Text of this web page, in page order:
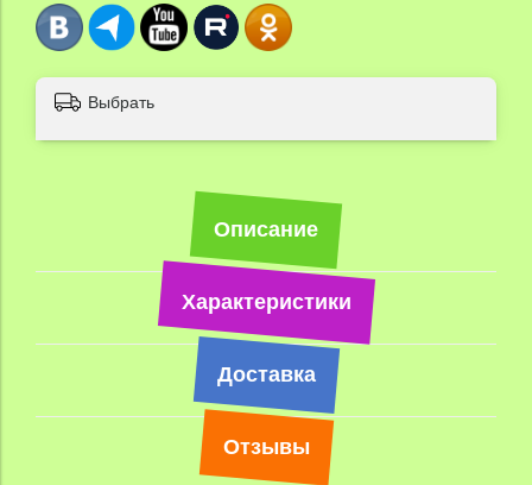
Выбрать
Описание
Характеристики
Доставка
Отзывы